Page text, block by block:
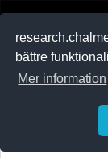
bättre
Mer information